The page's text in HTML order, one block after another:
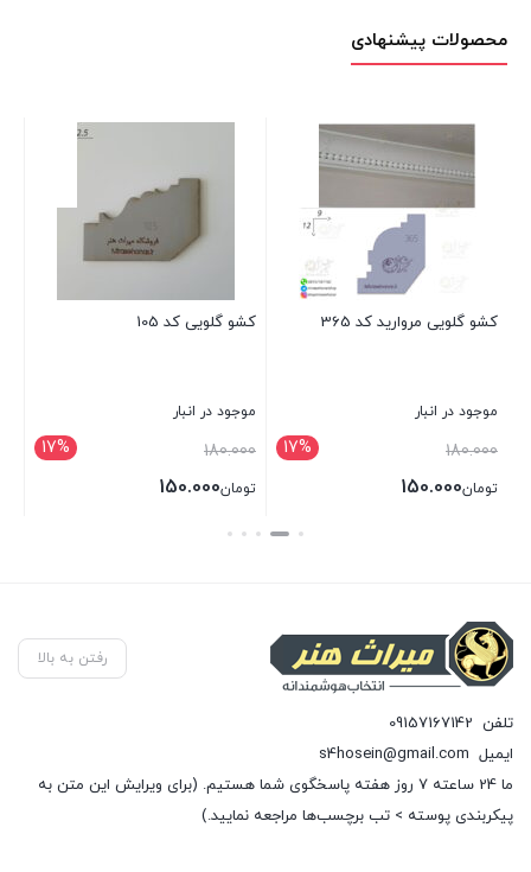
محصولات پیشنهادی
کشو گلویی مروارید کد 365
موجود در انبار
17% 180.000قیمت
اصلی:
تومان150.000
کشو گلویی کد 105
موجود در انبار
17% 180.000قیمت
اصلی:
تومان150.000
بستن
رفتن به بالا
تلفن 09157167142
ایمیل s4hosein@gmail.com
ما 24 ساعته 7 روز هفته پاسخگوی شما هستیم. (برای ویرایش این متن به
پیکربندی پوسته > تب برچسب‌ها مراجعه نمایید.)